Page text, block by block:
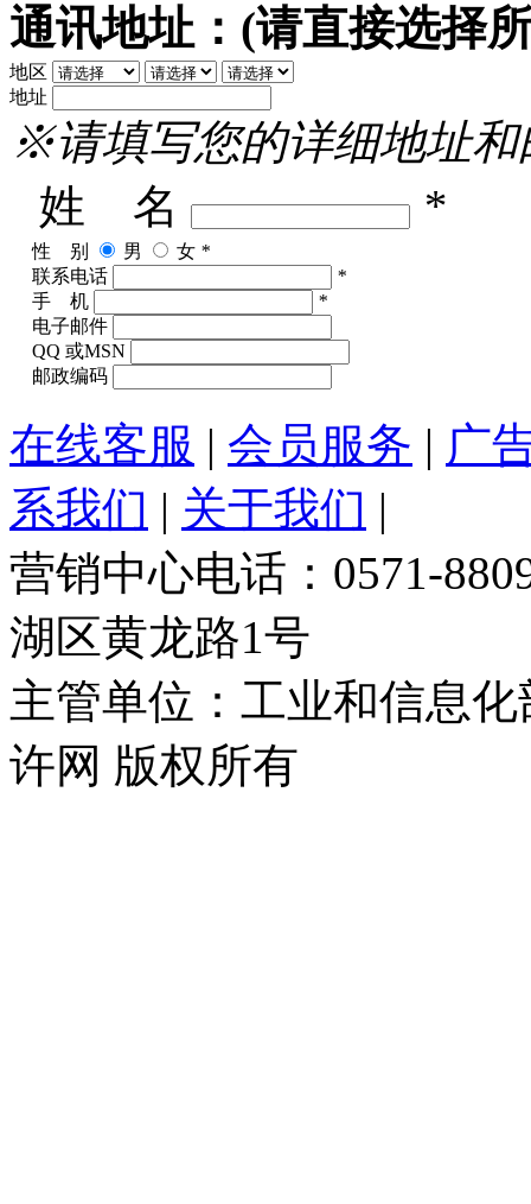
通讯地址：(请直接选择
地区
地址
※请填写您的详细地址和
姓 名
*
性 别 男 女 *
联系电话
*
手 机
*
电子邮件
QQ 或MSN
邮政编码
在线客服 | 会员服务 | 广
系我们 | 关于我们 |
营销中心电话：0571-
湖区黄龙路1号
主管单位：工业和信息
许网 版权所有